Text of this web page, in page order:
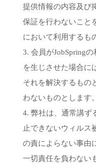
提供情報の内容及び
保証を行わないこと
において利用するも
3. 会員がJobSpring
を生じさせた場合に
それを解決するもの
わないものとします。
4. 弊社は、通常講ず
止できないウィルス
の責によらない事由
一切責任を負わない